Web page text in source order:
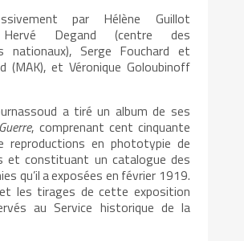
par Hélène Guillot
Hervé Degand (centre des
nationaux), Serge Fouchard et
(MAK), et Véronique Goloubinoff
a tiré un album de ses
, comprenant cent cinquante
reproductions en phototypie de
et constituant un catalogue des
qu’il a exposées en février 1919.
les tirages de cette exposition
au Service historique de la